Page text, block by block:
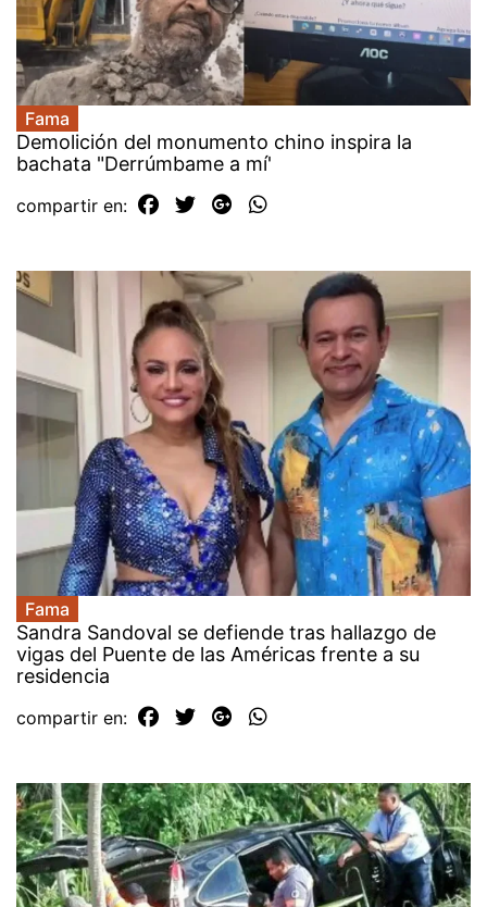
Fama
Demolición del monumento chino inspira la
bachata "Derrúmbame a mí'
compartir en:
Fama
Sandra Sandoval se defiende tras hallazgo de
vigas del Puente de las Américas frente a su
residencia
compartir en: